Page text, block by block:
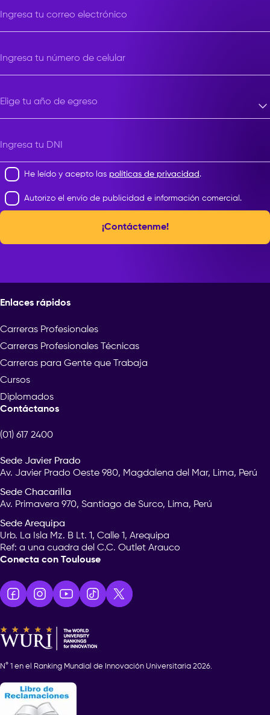
Ingresa tu correo electrónico
Ingresa tu número de celular
Elige tu año de egreso
Ingresa tu DNI
He leído y acepto las políticas de privacidad .
Autorizo el envío de publicidad e información comercial.
¡Contáctenme!
Enlaces rápidos
Carreras Profesionales
Carreras Profesionales Técnicas
Carreras para Gente que Trabaja
Cursos
Diplomados
Contáctanos
(01) 617 2400
Sede Javier Prado
Av. Javier Prado Oeste 980, Magdalena del Mar, Lima, Perú
Sede Chacarilla
Av. Primavera 970, Santiago de Surco, Lima, Perú
Sede Arequipa
Urb. La Isla Mz. B Lt. 1, Calle 1, Arequipa
Ref: a una cuadra del C.C. Outlet Arauco
Conecta con Toulouse
N° 1 en el Ranking Mundial de Innovación Universitaria 2026.